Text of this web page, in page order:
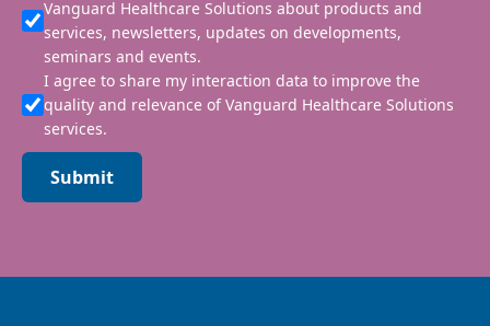
Vanguard Healthcare Solutions about products and
services, newsletters, updates on developments,
seminars and events.
I agree to share my interaction data to improve the
quality and relevance of Vanguard Healthcare Solutions
services.
Submit